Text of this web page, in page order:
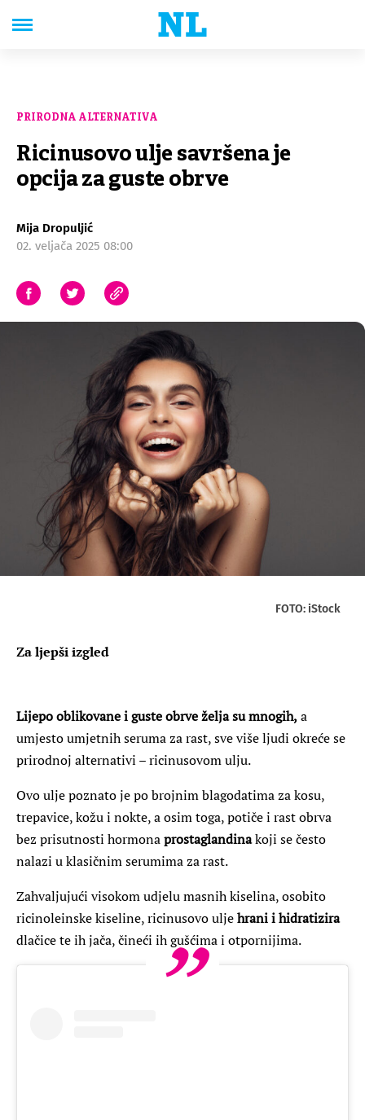
PRIRODNA ALTERNATIVA
Ricinusovo ulje savršena je
opcija za guste obrve
Mija Dropuljić
02. veljača 2025 08:00
FOTO: iStock
Za ljepši izgled
Lijepo oblikovane i guste obrve želja su mnogih, a
umjesto umjetnih seruma za rast, sve više ljudi okreće se
prirodnoj alternativi – ricinusovom ulju.
Ovo ulje poznato je po brojnim blagodatima za kosu,
trepavice, kožu i nokte, a osim toga, potiče i rast obrva
bez prisutnosti hormonaprostaglandinakoji se često
nalazi u klasičnim serumima za rast.
Zahvaljujući visokom udjelu masnih kiselina, osobito
ricinoleinske kiseline, ricinusovo uljehrani i hidratizira
dlačice te ih jača, čineći ih gušćima i otpornijima.